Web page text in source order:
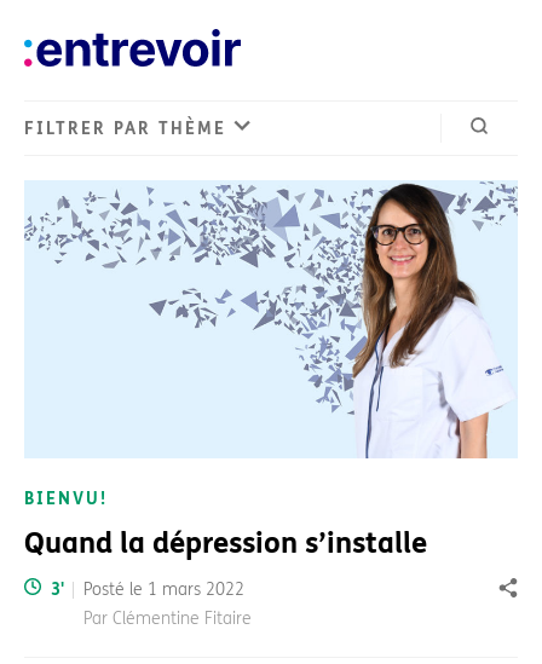
FILTRER PAR THÈME
BIENVU!
Quand la dépression s’installe
Temps de lecture:
3' Posté le 1 mars 2022
Par Clémentine Fitaire